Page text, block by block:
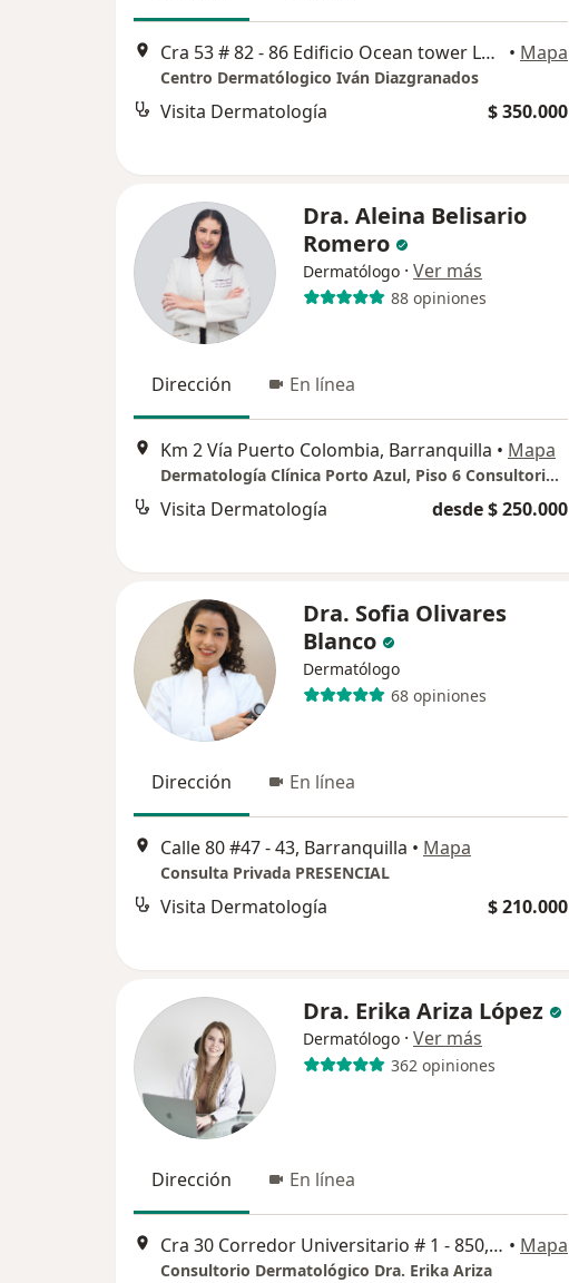
Cra 53 # 82 - 86 Edificio Ocean tower Local 101, Barranquilla • Mapa
Centro Dermatólogico Iván Diazgranados
Visita Dermatología $ 350.000
Dra. Aleina Belisario
Romero
Dermatólogo · Ver más
88 opiniones
Dirección En línea
Km 2 Vía Puerto Colombia, Barranquilla • Mapa
Dermatología Clínica Porto Azul, Piso 6 Consultorio 619
Visita Dermatología desde $ 250.000
Dra. Sofia Olivares
Blanco
Dermatólogo
68 opiniones
Dirección En línea
Calle 80 #47 - 43, Barranquilla • Mapa
Consulta Privada PRESENCIAL
Visita Dermatología $ 210.000
Dra. Erika Ariza López
Dermatólogo · Ver más
362 opiniones
Dirección En línea
Cra 30 Corredor Universitario # 1 - 850, Barranquilla • Mapa
Consultorio Dermatológico Dra. Erika Ariza